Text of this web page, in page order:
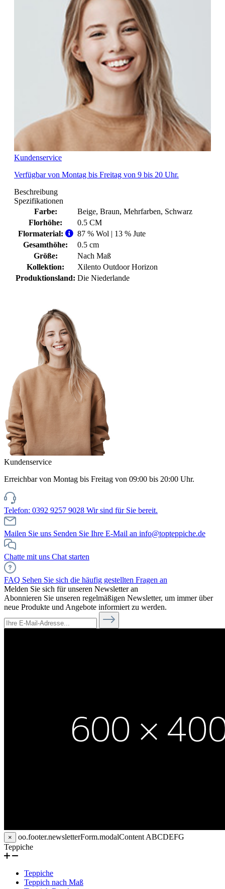
Kundenservice
Verfügbar von Montag bis Freitag von 9 bis 20 Uhr.
Beschreibung
Spezifikationen
Farbe:
Beige, Braun, Mehrfarben, Schwarz
Florhöhe:
0.5 CM
Flormaterial:
87 % Wol | 13 % Jute
Gesamthöhe:
0.5 cm
Größe:
Nach Maß
Kollektion:
Xilento Outdoor Horizon
Produktionsland: Die Niederlande
Kundenservice
Erreichbar von Montag bis Freitag von 09:00 bis 20:00 Uhr.
Telefon: 0392 9257 9028 Wir sind für Sie bereit.
Mailen Sie uns Senden Sie Ihre E-Mail an info@topteppiche.de
Chatte mit uns Chat starten
FAQ Sehen Sie sich die häufig gestellten Fragen an
Melden Sie sich für unseren Newsletter an
Abonnieren Sie unseren regelmäßigen Newsletter, um immer über
neue Produkte und Angebote informiert zu werden.
× oo.footer.newsletterForm.modalContentABCDEFG
Teppiche
Teppiche
Teppich nach Maß